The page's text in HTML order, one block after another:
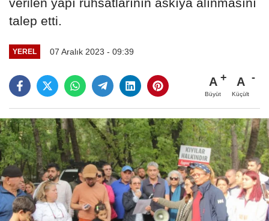
talep etti.
YEREL 07 Aralık 2023 - 09:39
A
Büyüt
A
Küçült